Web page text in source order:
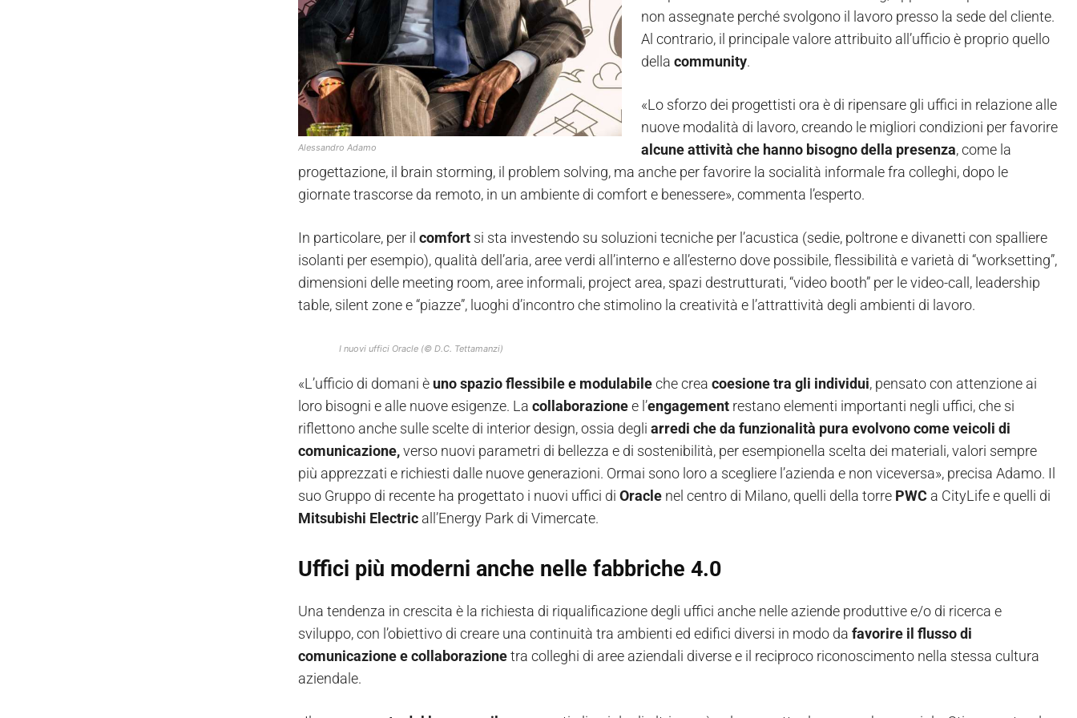
Alessandro Adamo
non assegnate perché svolgono il lavoro presso la sede del cliente.
Al contrario, il principale valore attribuito all’ufficio è proprio quello
della community.
«Lo sforzo dei progettisti ora è di ripensare gli uffici in relazione alle
nuove modalità di lavoro, creando le migliori condizioni per favorire
alcune attività che hanno bisogno della presenza, come la
progettazione, il brain storming, il problem solving, ma anche per favorire la socialità informale fra colleghi, dopo le
giornate trascorse da remoto, in un ambiente di comfort e benessere», commenta l’esperto.
In particolare, per il comfort si sta investendo su soluzioni tecniche per l’acustica (sedie, poltrone e divanetti con spalliere
isolanti per esempio), qualità dell’aria, aree verdi all’interno e all’esterno dove possibile, flessibilità e varietà di “worksetting”,
dimensioni delle meeting room, aree informali, project area, spazi destrutturati, “video booth” per le video-call, leadership
table, silent zone e “piazze”, luoghi d’incontro che stimolino la creatività e l’attrattività degli ambienti di lavoro.
I nuovi uffici Oracle (© D.C. Tettamanzi)
«L’ufficio di domani è uno spazio flessibile e modulabileche crea coesione tra gli individui, pensato con attenzione ai
loro bisogni e alle nuove esigenze. La collaborazionee l’engagement restano elementi importanti negli uffici, che si
riflettono anche sulle scelte di interior design, ossia degli arredi che da funzionalità pura evolvono come veicoli di
comunicazione,verso nuovi parametri di bellezza e di sostenibilità, per esempionella scelta dei materiali, valori sempre
più apprezzati e richiesti dalle nuove generazioni. Ormai sono loro a scegliere l’azienda e non viceversa», precisa Adamo. Il
suo Gruppo di recente ha progettato i nuovi uffici di Oracle nel centro di Milano, quelli della torre PWC a CityLife e quelli di
Mitsubishi Electric all’Energy Park di Vimercate.
Uffici più moderni anche nelle fabbriche 4.0
Una tendenza in crescita è la richiesta di riqualificazione degli uffici anche nelle aziende produttive e/o di ricerca e
sviluppo, con l’obiettivo di creare una continuità tra ambienti ed edifici diversi in modo da favorire il flusso di
comunicazione e collaborazionetra colleghi di aree aziendali diverse e il reciproco riconoscimento nella stessa cultura
aziendale.